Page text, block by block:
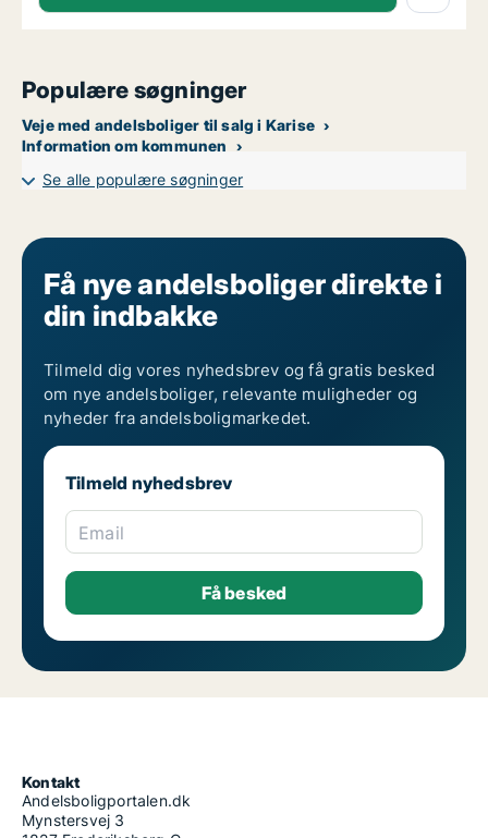
Populære søgninger
Veje med andelsboliger til salg i Karise
Information om kommunen
Se alle populære søgninger
Få nye andelsboliger direkte i
din indbakke
Tilmeld dig vores nyhedsbrev og få gratis besked
om nye andelsboliger, relevante muligheder og
nyheder fra andelsboligmarkedet.
Tilmeld nyhedsbrev
Email
Kontakt
Andelsboligportalen.dk
Mynstersvej 3